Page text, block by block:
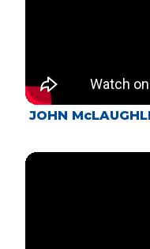
JOHN